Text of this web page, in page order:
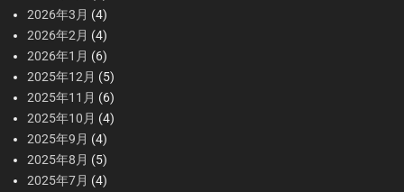
2026年3月 (4)
2026年2月 (4)
2026年1月 (6)
2025年12月 (5)
2025年11月 (6)
2025年10月 (4)
2025年9月 (4)
2025年8月 (5)
2025年7月 (4)